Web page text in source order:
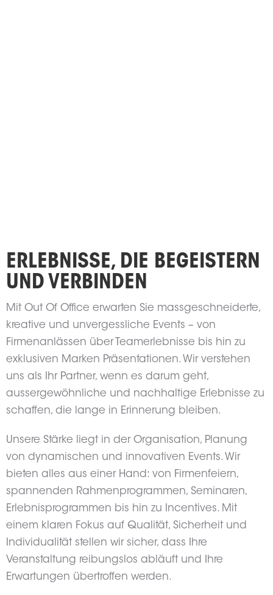
ERLEBNISSE, DIE BEGEISTERN
UND VERBINDEN
Mit Out Of Office erwarten Sie massgeschneiderte,
kreative und unvergessliche Events – von
Firmenanlässen über Teamerlebnisse bis hin zu
exklusiven Marken Präsentationen. Wir verstehen
uns als Ihr Partner, wenn es darum geht,
aussergewöhnliche und nachhaltige Erlebnisse zu
schaffen, die lange in Erinnerung bleiben.
Unsere Stärke liegt in der Organisation, Planung
von dynamischen und innovativen Events. Wir
bieten alles aus einer Hand: von Firmenfeiern,
spannenden Rahmenprogrammen, Seminaren,
Erlebnisprogrammen bis hin zu Incentives. Mit
einem klaren Fokus auf Qualität, Sicherheit und
Individualität stellen wir sicher, dass Ihre
Veranstaltung reibungslos abläuft und Ihre
Erwartungen übertroffen werden.